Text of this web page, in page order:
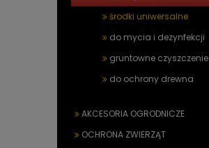
środki uniwersalne
do mycia i dezynfekcji
gruntowne czyszczenie
do ochrony drewna
AKCESORIA OGRODNICZE
OCHRONA ZWIERZĄT